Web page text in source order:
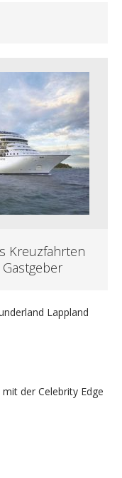
Kreuzfahrten
Lappland
der Celebrity Edge